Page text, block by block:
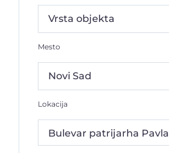
Mesto
Lokacija
Bulevar patrijarha Pavla